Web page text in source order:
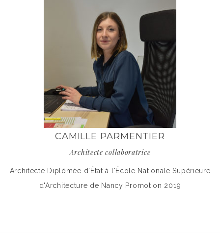
CAMILLE PARMENTIER
Architecte collaboratrice
Architecte Diplômée d'État à l'École Nationale Supérieure
d'Architecture de Nancy Promotion 2019